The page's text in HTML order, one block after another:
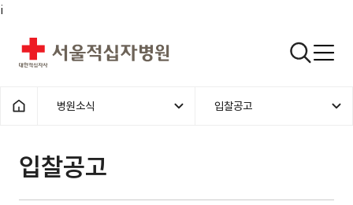
i
서울적십자병원 검색열기
홈으로 1차메뉴
병원소식 2차메뉴
입찰공고
입찰공고 | 병원소식 |
입찰공고